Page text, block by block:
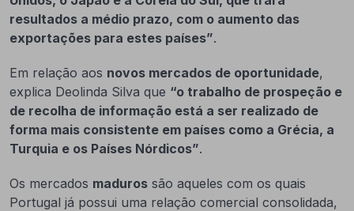
resultados a médio prazo, com o aumento das
exportações para estes países”.
Em relação aos novos mercados de oportunidade,
explica Deolinda Silva que “o trabalho de prospeção e
de recolha de informação está a ser realizado de
forma mais consistente em países como a Grécia, a
Turquia e os Países Nórdicos”.
Os mercados maduros são aqueles com os quais
Portugal já possui uma relação comercial consolidada,